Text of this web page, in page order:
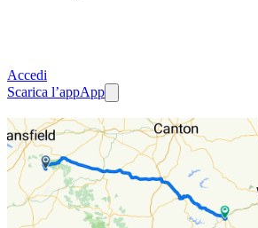
Accedi
Scarica l’appApp